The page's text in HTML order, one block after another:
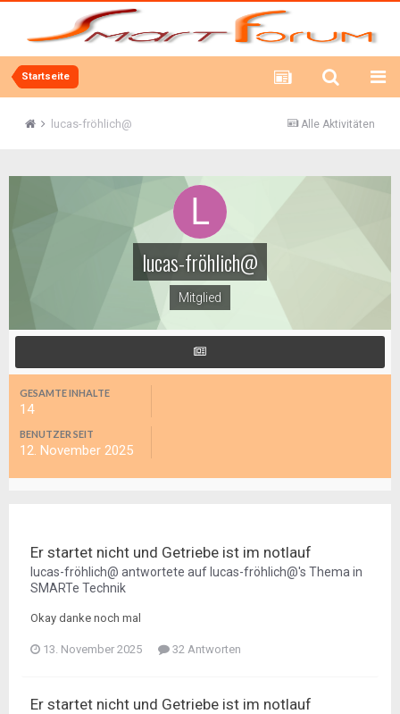
Startseite
Alle Aktivitäten
lucas-fröhlich@
lucas-fröhlich@
Mitglied
GESAMTE INHALTE
14
BENUTZER SEIT
12. November 2025
Er startet nicht und Getriebe ist im notlauf
lucas-fröhlich@ antwortete auf lucas-fröhlich@'s Thema in
SMARTe Technik
Okay danke noch mal
13. November 2025 32 Antworten
Er startet nicht und Getriebe ist im notlauf